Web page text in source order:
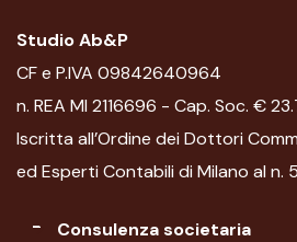
Studio Ab&P
CF e P.IVA 09842640964
n. REA MI 2116696 - Cap. Soc. €
Iscritta all’Ordine dei Dottori
ed Esperti Contabili di Milano al n.
Consulenza societaria